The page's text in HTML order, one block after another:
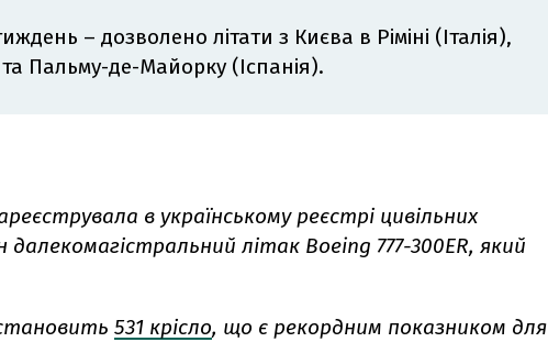
– дозволено літати з Києва в Ріміні (Італія),
Пальму-де-Майорку (Іспанія).
в українському реєстрі цивільних
далекомагістральний літак Boeing 777-300ER, який
531 крісло, що є рекордним показником для